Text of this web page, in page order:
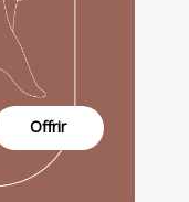
Offrir